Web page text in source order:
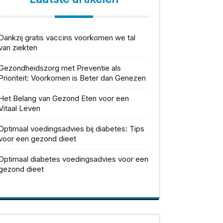
gratis vaccins voorkomen we tal
ziekten
met Preventie als
Voorkomen is Beter dan Genezen
Belang van Gezond Eten voor een
Leven
voedingsadvies bij diabetes: Tips
een gezond dieet
diabetes voedingsadvies voor een
dieet